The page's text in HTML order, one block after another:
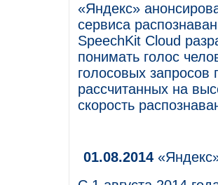
«Яндекс»
сервиса
SpeechKit Cloud
понимать голос
голосовых запросов
рассчитанных на
скорость
01.08.2014